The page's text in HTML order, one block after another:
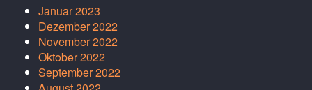
Januar 2023
Dezember 2022
November 2022
Oktober 2022
September 2022